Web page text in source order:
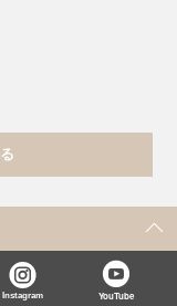
Instagram YouTube